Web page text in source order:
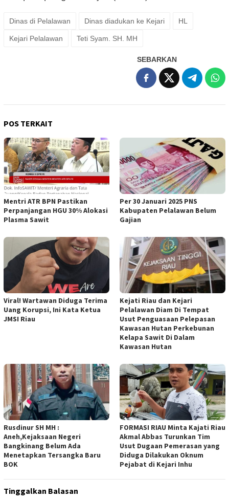
Dinas di Pelalawan Dinas diadukan ke Kejari HL
Kejari Pelalawan Teti Syam. SH. MH
SEBARKAN
POS TERKAIT
Mentri ATR BPN Pastikan
Perpanjangan HGU 30% Alokasi
Plasma Sawit
Per 30 Januari 2025 PNS
Kabupaten Pelalawan Belum
Gajian
Viral! Wartawan Diduga Terima
Uang Korupsi, Ini Kata Ketua
JMSI Riau
Kejati Riau dan Kejari
Pelalawan Diam Di Tempat
Usut Penguasaan Pelepasan
Kawasan Hutan Perkebunan
Kelapa Sawit Di Dalam
Kawasan Hutan
Rusdinur SH MH :
Aneh,Kejaksaan Negeri
Bangkinang Belum Ada
Menetapkan Tersangka Baru
BOK
FORMASI RIAU Minta Kajati Riau
Akmal Abbas Turunkan Tim
Usut Dugaan Pemerasan yang
Diduga Dilakukan Oknum
Pejabat di Kejari Inhu
Tinggalkan Balasan